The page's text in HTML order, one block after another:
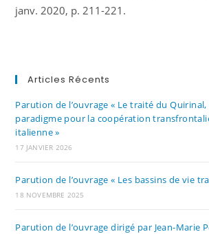
janv. 2020, p. 211-221.
Articles Récents
Parution de l’ouvrage « Le traité du
paradigme pour la coopération
italienne »
17 JANVIER 2026
Parution de l’ouvrage « Les bassins de vie
18 NOVEMBRE 2025
Parution de l’ouvrage dirigé par Jean-Marie